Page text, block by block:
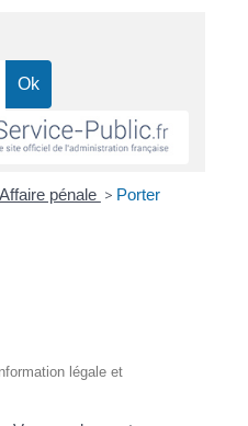
Affaire pénale > Porter
légale et